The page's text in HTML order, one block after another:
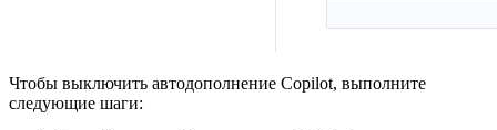
Чтобы выключить автодополнение Copilot, выполните
следующие шаги: